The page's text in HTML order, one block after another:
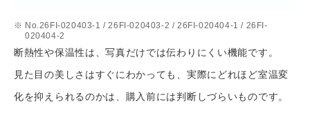
No.26FI-020403-1 / 26FI-020403-2 / 26FI-020404-1 / 26FI-
020404-2
断熱性や保温性は、写真だけでは伝わりにくい機能です。
見た目の美しさはすぐにわかっても、実際にどれほど室温変
化を抑えられるのかは、購入前には判断しづらいものです。